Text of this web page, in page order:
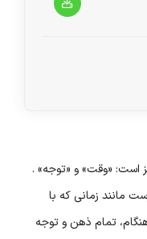
رو برا پشتیبان
است: «وقت» و «توجه» .
مانند زمانی که با
تمام ذهن و توجه